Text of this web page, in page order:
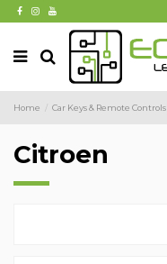
Home Car Keys & Remote Controls
Citroen